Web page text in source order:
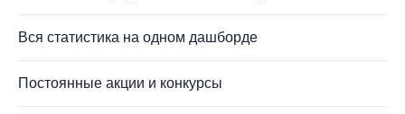
Вся статистика на одном дашборде
Постоянные акции и конкурсы